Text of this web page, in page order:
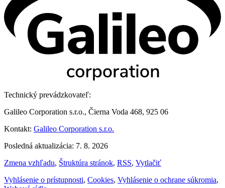
Technický prevádzkovateľ:
Galileo Corporation s.r.o., Čierna Voda 468, 925 06
Kontakt: Galileo Corporation s.r.o.
Posledná aktualizácia: 7. 8. 2026
Zmena vzhľadu, Štruktúra stránok, RSS, Vytlačiť
Vyhlásenie o prístupnosti, Cookies, Vyhlásenie o ochrane súkromia,